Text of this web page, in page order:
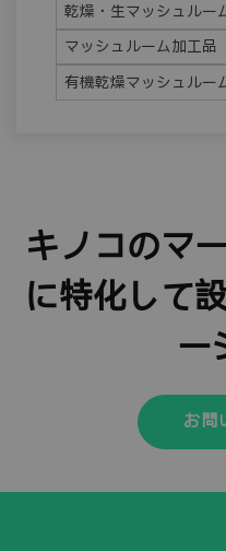
乾燥・生マッシュルー
マッシュルーム加工品
有機乾燥マッシュルー
キノコのマ
に特化して
ー
お問